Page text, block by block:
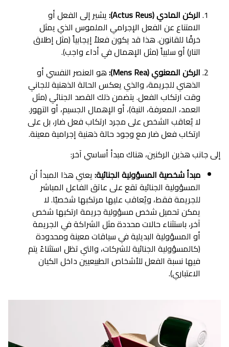
الركن المادي (Actus Reus):
يشير إلى الفعل أو
الامتناع عن الفعل الإجرامي الملموس الذي يمثل
خرقًا للقانون. هذا قد يكون فعلاً إيجابياً (مثل إطلاق
النار) أو سلبياً (مثل الإهمال في أداء واجب).
الركن المعنوي (Mens Rea):
هو العنصر النفسي أو
الذهني للجريمة، والذي يعكس الحالة الذهنية للجاني
وقت ارتكاب الفعل. يتضمن ذلك القصد الجنائي (مثل
العمد، المعرفة، النية)، أو الإهمال الجسيم، أو التهور.
لا يُعاقب الشخص على مجرد ارتكاب فعل ضار، بل على
ارتكاب فعل ضار مع وجود حالة ذهنية إجرامية معينة.
إلى جانب هذين الركنين، هناك مبدأ أساسي آخر:
مبدأ شخصية المسؤولية الجنائية:يعني هذا المبدأ أن
المسؤولية الجنائية تقع على عاتق الفاعل المباشر
للجريمة فقط، ويُعاقب عليها مرتكبها شخصيًا. لا
يمكن تحميل شخص مسؤولية جريمة ارتكبها شخص
آخر، باستثناء حالات محددة مثل الشراكة في الجريمة
أو المسؤولية البديلية في سياقات معينة ومحدودة
(كالمسؤولية الجنائية للشركات، والتي تظل استثناءً يتم
فيها نسبة الفعل للأشخاص الطبيعيين داخل الكيان
الاعتباري).